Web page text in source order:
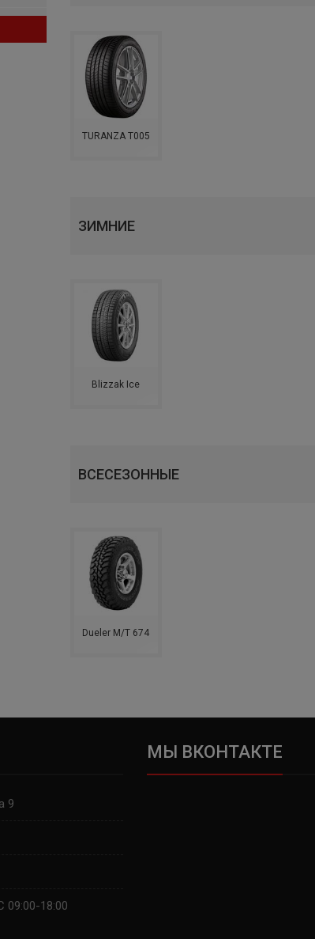
TURANZA T005
ЗИМНИЕ
Blizzak Ice
ВСЕСЕЗОННЫЕ
Dueler M/T 674
9
18:00
МЫ ВКОНТАКТЕ